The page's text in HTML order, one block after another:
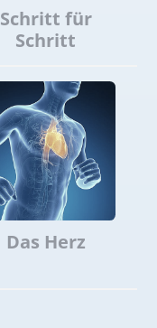
Schritt für
Schritt
Das Herz